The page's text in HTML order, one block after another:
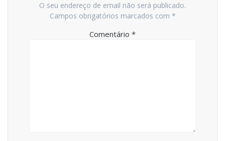
O seu endereço de email não será publicado.
Campos obrigatórios marcados com *
Comentário *